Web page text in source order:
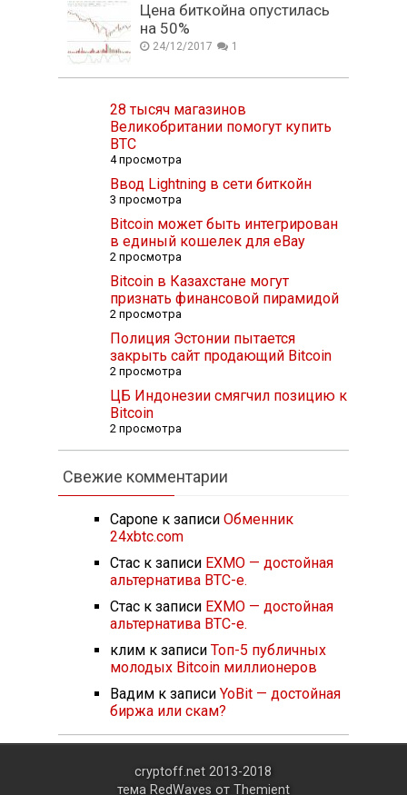
Цена биткойна опустилась
на 50%
24/12/2017 1
28 тысяч магазинов
Великобритании помогут купить
BTC
4 просмотра
Ввод Lightning в сети биткойн
3 просмотра
Bitcoin может быть интегрирован
в единый кошелек для eBay
2 просмотра
Bitcoin в Казахстане могут
признать финансовой пирамидой
2 просмотра
Полиция Эстонии пытается
закрыть сайт продающий Bitcoin
2 просмотра
ЦБ Индонезии смягчил позицию к
Bitcoin
2 просмотра
Свежие комментарии
Caponeк записи Обменник
24xbtc.com
Стаск записи EXMO — достойная
альтернатива BTC-e.
Стаск записи EXMO — достойная
альтернатива BTC-e.
климк записи Топ-5 публичных
молодых Bitcoin миллионеров
Вадимк записи YoBit — достойная
биржа или скам?
cryptoff.net 2013-2018
тема RedWaves от Themient